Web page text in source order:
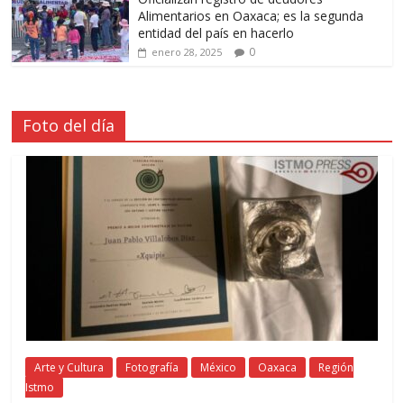
Alimentarios en Oaxaca; es la segunda
entidad del país en hacerlo
enero 28, 2025 0
Foto del día
Arte y Cultura Fotografía México Oaxaca
Región
Istmo